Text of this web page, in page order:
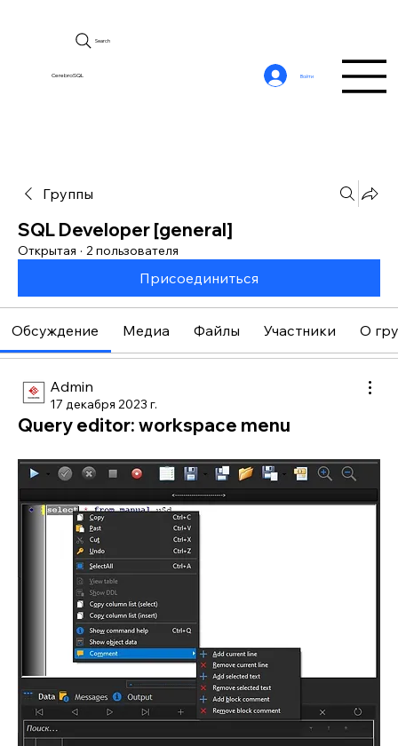
CerebroSQL
Search
Войти
Группы
SQL Developer [general]
Открытая · 2 пользователя
Присоединиться
Обсуждение Медиа Файлы Участники О
Admin
17 декабря 2023 г.
Query editor: workspace menu